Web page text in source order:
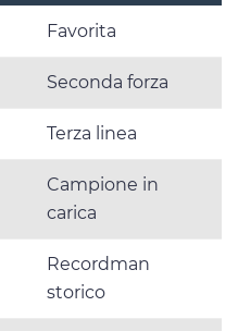
Favorita
Seconda forza
Terza linea
Campione in
carica
Recordman
storico